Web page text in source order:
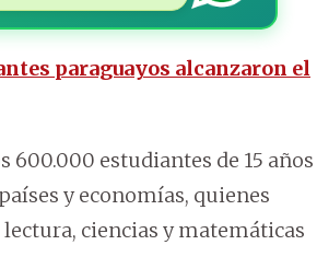
paraguayos alcanzaron el
600.000 estudiantes de 15 años
y economías, quienes
ciencias y matemáticas